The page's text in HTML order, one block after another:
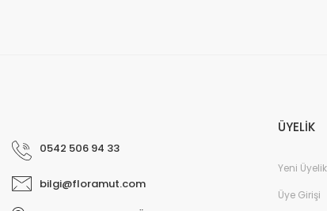
0542 506 94 33
bilgi@floramut.com
ÜYELİK
Yeni Üyelik
Üye Girişi